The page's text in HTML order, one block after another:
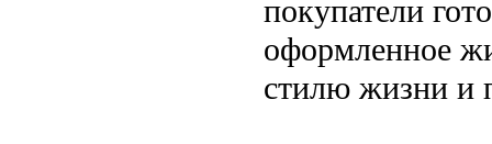
покупатели
оформленное
стилю жизни и